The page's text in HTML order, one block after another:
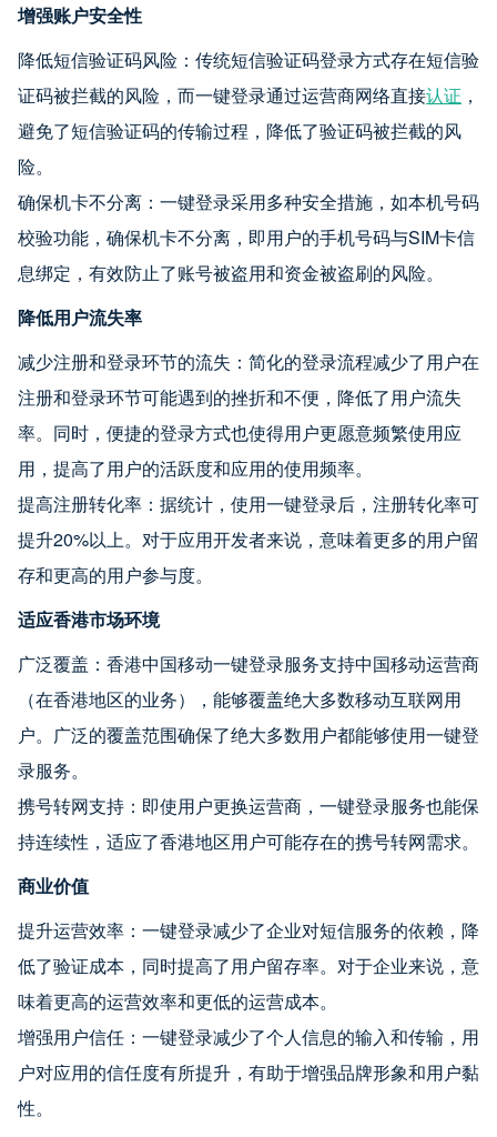
增强账户安全性
降低短信验证码风险：传统短信验证码登录方式存在短信验
证码被拦截的风险，而一键登录通过运营商网络直接认证 ，
避免了短信验证码的传输过程，降低了验证码被拦截的风
险。
确保机卡不分离：一键登录采用多种安全措施，如本机号码
校验功能，确保机卡不分离，即用户的手机号码与SIM卡信
息绑定，有效防止了账号被盗用和资金被盗刷的风险。
降低用户流失率
减少注册和登录环节的流失：简化的登录流程减少了用户在
注册和登录环节可能遇到的挫折和不便，降低了用户流失
率。同时，便捷的登录方式也使得用户更愿意频繁使用应
用，提高了用户的活跃度和应用的使用频率。
提高注册转化率：据统计，使用一键登录后，注册转化率可
提升20%以上。对于应用开发者来说，意味着更多的用户留
存和更高的用户参与度。
适应香港市场环境
广泛覆盖：香港中国移动一键登录服务支持中国移动运营商
（在香港地区的业务），能够覆盖绝大多数移动互联网用
户。广泛的覆盖范围确保了绝大多数用户都能够使用一键登
录服务。
携号转网支持：即使用户更换运营商，一键登录服务也能保
持连续性，适应了香港地区用户可能存在的携号转网需求。
商业价值
提升运营效率：一键登录减少了企业对短信服务的依赖，降
低了验证成本，同时提高了用户留存率。对于企业来说，意
味着更高的运营效率和更低的运营成本。
增强用户信任：一键登录减少了个人信息的输入和传输，用
户对应用的信任度有所提升，有助于增强品牌形象和用户黏
性。